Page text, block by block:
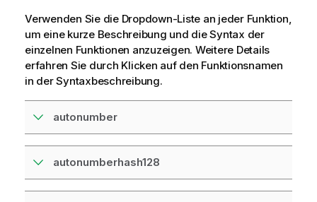
Verwenden Sie die Dropdown-Liste an jeder Funktion,
um eine kurze Beschreibung und die Syntax der
einzelnen Funktionen anzuzeigen. Weitere Details
erfahren Sie durch Klicken auf den Funktionsnamen
in der Syntaxbeschreibung.
autonumber
autonumberhash128